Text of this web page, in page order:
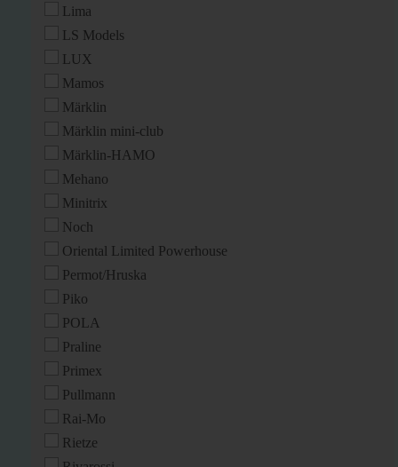
Lima
LS Models
LUX
Mamos
Märklin
Märklin mini-club
Märklin-HAMO
Mehano
Minitrix
Noch
Oriental Limited Powerhouse
Permot/Hruska
Piko
POLA
Praline
Primex
Pullmann
Rai-Mo
Rietze